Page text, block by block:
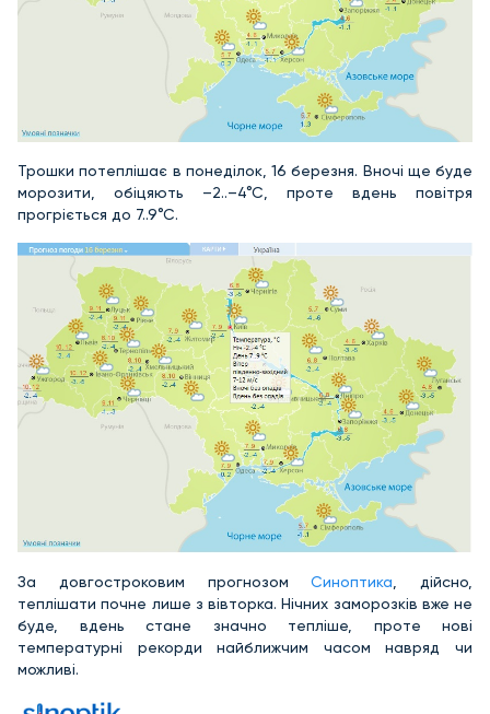
Трошки потеплішає в понеділок, 16 березня. Вночі ще буде
морозити, обіцяють –2..–4°С, проте вдень повітря
прогріється до 7..9°С.
За довгостроковим прогнозомСиноптика , дійсно,
теплішати почне лише з вівторка. Нічних заморозків вже не
буде, вдень стане значно тепліше, проте нові
температурні рекорди найближчим часом навряд чи
можливі.